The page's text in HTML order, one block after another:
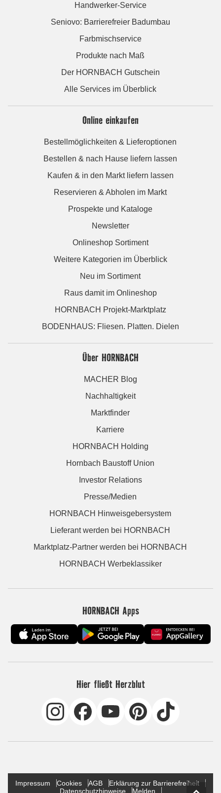
Handwerker-Service
Seniovo: Barrierefreier Badumbau
Farbmischservice
Produkte nach Maß
Der HORNBACH Gutschein
Alle Services im Überblick
Online einkaufen
Bestellmöglichkeiten & Lieferoptionen
Bestellen & nach Hause liefern lassen
Kaufen & in den Markt liefern lassen
Reservieren & Abholen im Markt
Prospekte und Kataloge
Newsletter
Onlineshop Sortiment
Weitere Kategorien im Überblick
Neu im Sortiment
Raus damit im Onlineshop
HORNBACH Projekt-Marktplatz
BODENHAUS: Fliesen. Platten. Dielen
Über HORNBACH
MACHER Blog
Nachhaltigkeit
Marktfinder
Karriere
HORNBACH Holding
Hornbach Baustoff Union
Investor Relations
Presse/Medien
HORNBACH Hinweisgebersystem
Lieferant werden bei HORNBACH
Marktplatz-Partner werden bei HORNBACH
HORNBACH Werbeklassiker
HORNBACH Apps
Hier fließt Herzblut
Impressum Cookies AGB
Erklärung zur Barrierefreiheit
Datenschutzhinweise
Melden